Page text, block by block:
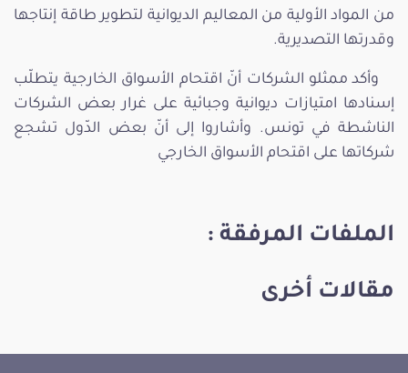
من المواد الأولية من المعاليم الديوانية لتطوير طاقة إنتاجها
وقدرتها التصديرية.
وأكد ممثلو الشركات أنّ اقتحام الأسواق الخارجية يتطلّب
إسنادها امتيازات ديوانية وجبائية على غرار بعض الشركات
الناشطة في تونس. وأشاروا إلى أنّ بعض الدّول تشجع
شركاتها على اقتحام الأسواق الخارجي
الملفات المرفقة :
مقالات أخرى